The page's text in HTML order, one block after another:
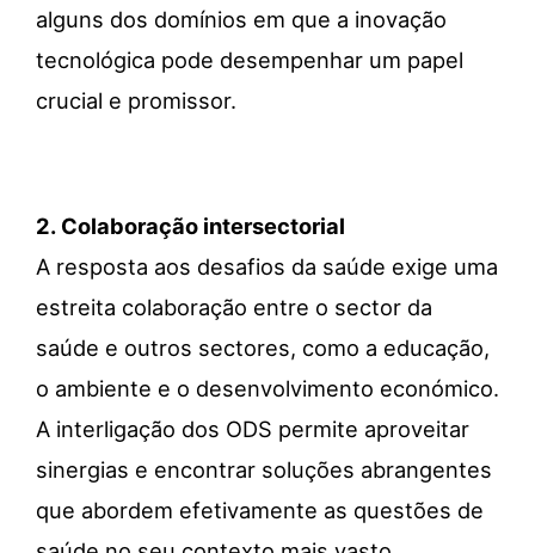
alguns dos domínios em que a inovação
tecnológica pode desempenhar um papel
crucial e promissor.
2. Colaboração intersectorial
A resposta aos desafios da saúde exige uma
estreita colaboração entre o sector da
saúde e outros sectores, como a educação,
o ambiente e o desenvolvimento económico.
A interligação dos ODS permite aproveitar
sinergias e encontrar soluções abrangentes
que abordem efetivamente as questões de